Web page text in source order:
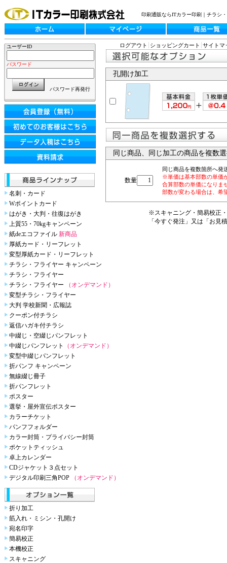
印刷通販ならITカラー印刷｜チラシ
ユーザーID
パスワード
パスワード再発行
名刺・カード
Wポイントカード
はがき・大判・往復はがき
上質55・70kgキャンペーン
紙deエコファイル 新商品
厚紙カード・リーフレット
変型厚紙カード・リーフレット
チラシ・フライヤー キャンペーン
チラシ・フライヤー
チラシ・フライヤー
（オンデマンド）
変型チラシ・フライヤー
大判 学校新聞・広報誌
クーポン付チラシ
返信ハガキ付チラシ
中綴じ・空綴じパンフレット
中綴じパンフレット
（オンデマンド）
変型中綴じパンフレット
折パンフ キャンペーン
無線綴じ冊子
折パンフレット
ポスター
選挙・屋外宣伝ポスター
カラーチケット
パンフフォルダー
カラー封筒・プライバシー封筒
ポケットティッシュ
卓上カレンダー
CDジャケット３点セット
デジタル印刷三角POP
（オンデマンド）
折り加工
筋入れ・ミシン・孔開け
宛名印字
簡易校正
本機校正
スキャニング
ログアウト ショッピングカート サイトマ
孔開け加工
同じ商品、同じ加工の商品を複数
数量
同じ商品を複数箇所へ発
※単価は基本部数の単価
合算部数の単価になりま
部数が変わる場合は、希
※スキャニング・簡易校正
「今すぐ発注」又は「お見